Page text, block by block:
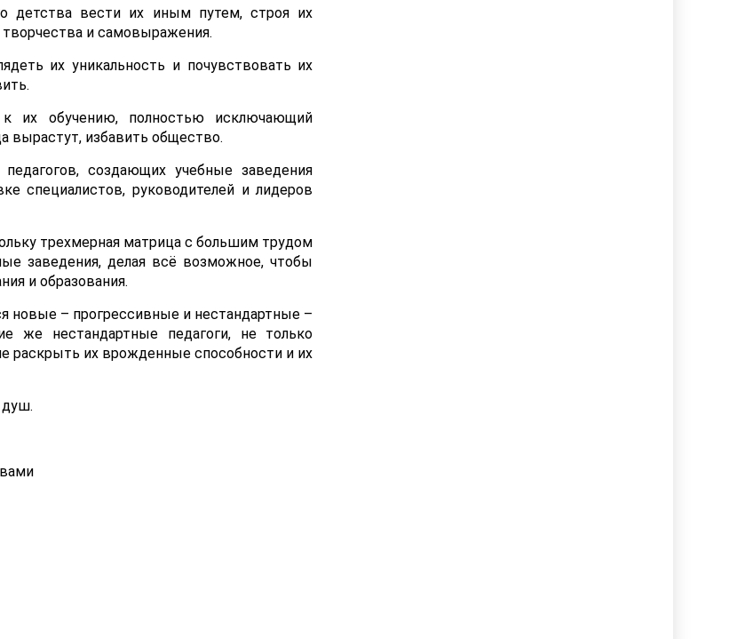
детства вести их иным путем, строя их
и самовыражения.
их уникальность и почувствовать их
их обучению, полностью исключающий
вырастут, избавить общество.
создающих учебные заведения
специалистов, руководителей и лидеров
трехмерная матрица с большим трудом
заведения, делая всё возможное, чтобы
и образования.
новые – прогрессивные и нестандартные –
же нестандартные педагоги, не только
их врожденные способности и их
душ.